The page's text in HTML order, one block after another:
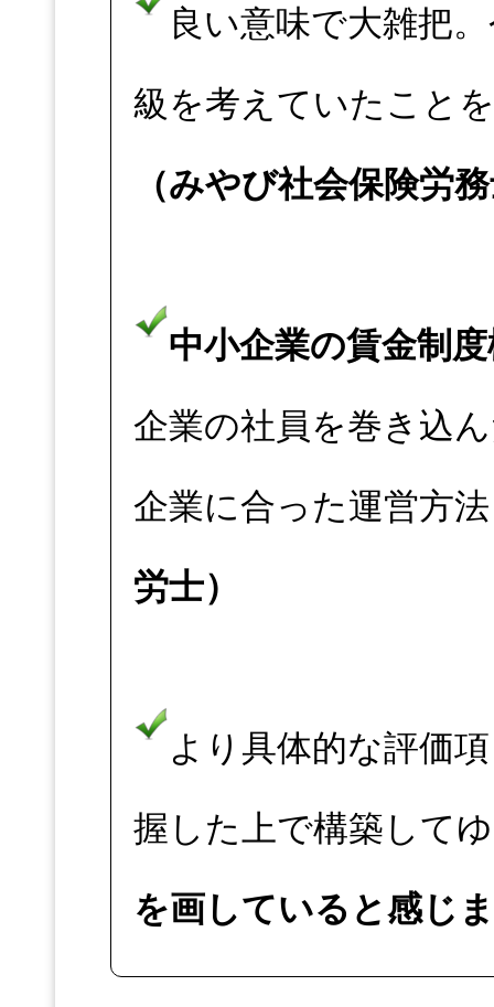
良い意味で大雑把
級を考えていたこと
（みやび社会保険労
中小企業の賃金制
企業の社員を巻き込
企業に合った運営方
労士）
より具体的な評価
握した上で構築して
を画していると感じ